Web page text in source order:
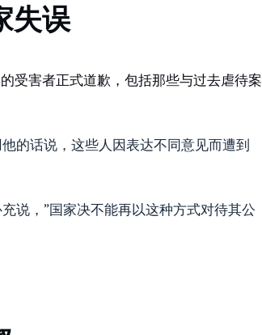
失误
受害者正式道歉，包括那些与过去虐待案
的话说，这些人因表达不同意见而遭到
说，”国家决不能再以这种方式对待其公